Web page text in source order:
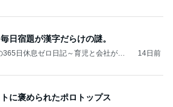
毎日宿題が漢字だらけの謎。
365日休息ゼロ日記～育児と会社がブ
14日前
に褒められたポロトップス